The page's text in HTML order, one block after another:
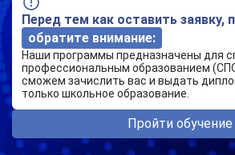
Перед тем как оставить заявку,
обратите внимание:
Наши программы предназначены для
профессиональным образованием
сможем зачислить вас и выдать
только школьное образование.
Пройти обучение